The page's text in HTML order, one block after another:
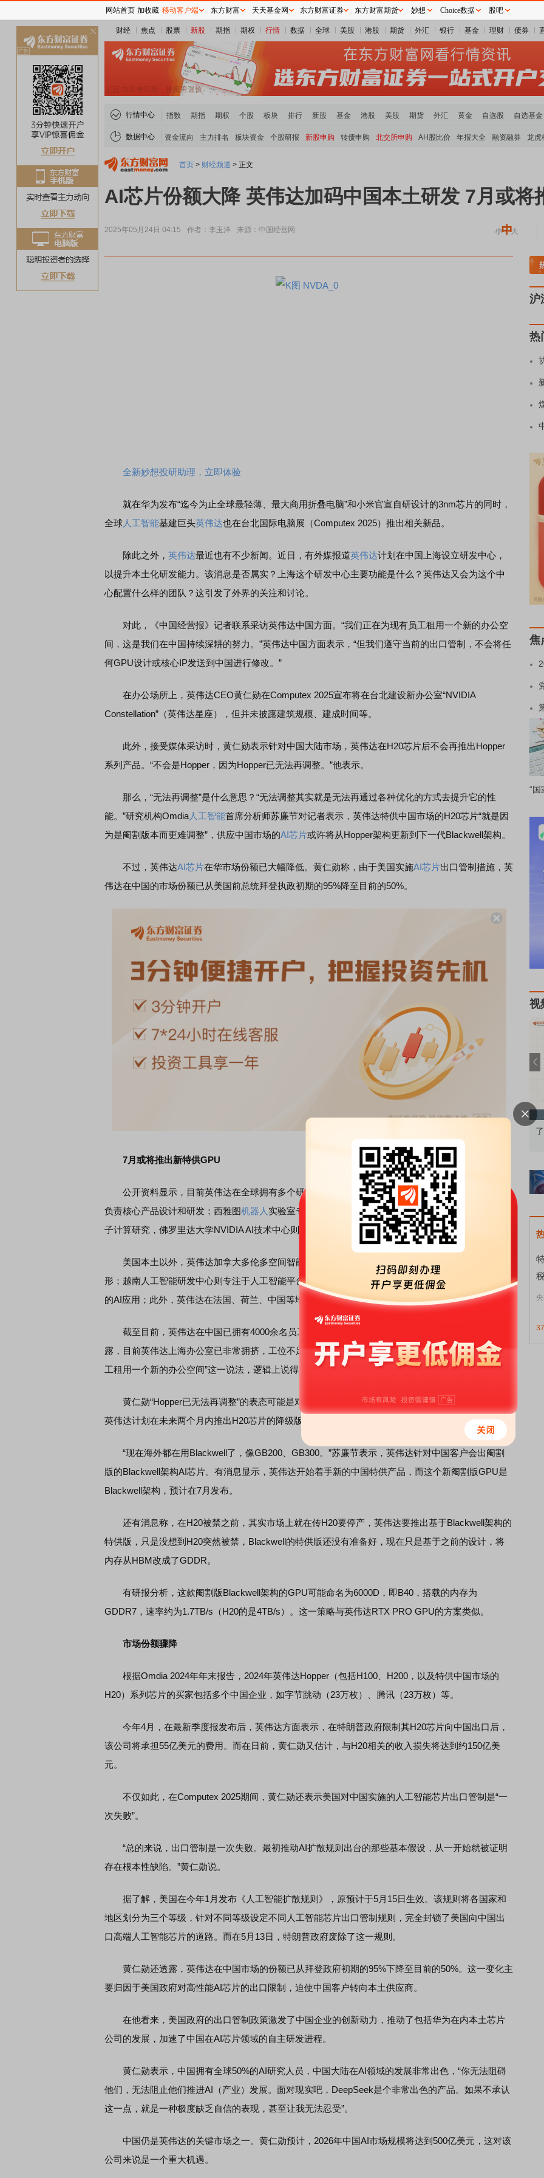
财经 焦点 股票 新股 期指 期权 行情 数据 全球 美股 港股 期货 外汇 银行 基金 理财 债券
行情中心 指数 期指 期权 个股 板块 排行 新股 基金 港股 美股 期货 外汇 黄金 自选股 自选基金
数据中心 资金流向 主力排名 板块资金 个股研报 新股申购 转债申购 北交所申购 AH股比价 年报大全 融资融券 龙虎
首页 > 财经频道 > 正文
AI芯片份额大降 英伟达加码中国本土研发 7月或将
2025年05月24日 04:15 作者：李玉洋 来源：中国经营网
全新妙想投研助理，立即体验
就在华为发布“迄今为止全球最轻薄、最大商用折叠电脑”和小米官宣自研设计的3nm芯片的同时，
全球 人工智能基建巨头英伟达也在台北国际电脑展（Computex 2025）推出相关新品。
除此之外， 英伟达最近也有不少新闻。近日，有外媒报道英伟达计划在中国上海设立研发中心，
以提升本土化研发能力。该消息是否属实？上海这个研发中心主要功能是什么？英伟达又会为这个中
心配置什么样的团队？这引发了外界的关注和讨论。
对此，《中国经营报》记者联系采访英伟达中国方面。“我们正在为现有员工租用一个新的办公空
间，这是我们在中国持续深耕的努力。”英伟达中国方面表示，“但我们遵守当前的出口管制，不会将任
何GPU设计或核心IP发送到中国进行修改。”
在办公场所上，英伟达CEO黄仁勋在Computex 2025宣布将在台北建设新办公室“NVIDIA
Constellation”（英伟达星座），但并未披露建筑规模、建成时间等。
此外，接受媒体采访时，黄仁勋表示针对中国大陆市场，英伟达在H20芯片后不会再推出Hopper
系列产品。“不会是Hopper，因为Hopper已无法再调整。”他表示。
那么，“无法再调整”是什么意思？“无法调整其实就是无法再通过各种优化的方式去提升它的性
能。”研究机构Omdia人工智能首席分析师苏廉节对记者表示，英伟达特供中国市场的H20芯片“就是因
为是阉割版本而更难调整”，供应中国市场的AI芯片或许将从Hopper架构更新到下一代Blackwell架构。
不过，英伟达AI芯片在华市场份额已大幅降低。黄仁勋称，由于美国实施AI芯片出口管制措施，英
伟达在中国的市场份额已从美国前总统拜登执政初期的95%降至目前的50%。
7月或将推出新特供GPU
公开资料显示，目前英伟达在全球拥有多个研发点，全球总部位于美国加利福尼亚州圣克拉拉，
负责核心产品设计和研发；西雅图机器人实验室专注于
研究，波士顿量子计算研究中心推动量
子计算研究，佛罗里达大学NVIDIA AI技术中心则与大学合作来推动人工智能教育和研究。
美国本土以外，英伟达加拿大多伦多空间智能实验室研究包括计算机视觉、机器学习和计算机图
形；越南人工智能研发中心则专注于人工智能平台的开发，支持医疗、教育、交通和金融等关键行业
的AI应用；此外，英伟达在法国、荷兰、中国等地有办公室。
截至目前，英伟达在中国已拥有4000余名员工，分布在上海、北京和深圳等地。有英伟达员工透
露，目前英伟达上海办公室已非常拥挤，工位不足的情况需要缓解。结合英伟达中国前述的“为现有员
工租用一个新的办公空间”这一说法，逻辑上说得通。
黄仁勋“Hopper已无法再调整”的表态可能是对路透社此前报道的一个回应。近期，路透社曾披露，
英伟达计划在未来两个月内推出H20芯片的降级版本，试图维持并提升在华市场销量。
“现在海外都在用Blackwell了，像GB200、GB300。”苏廉节表示，英伟达针对中国客户会出阉割
版的Blackwell架构AI芯片。有消息显示，英伟达开始着手新的中国特供产品，而这个新阉割版GPU是
Blackwell架构，预计在7月发布。
还有消息称，在H20被禁之前，其实市场上就在传H20要停产，英伟达要推出基于Blackwell架构的
特供版，只是没想到H20突然被禁，Blackwell的特供版还没有准备好，现在只是基于之前的设计，将
内存从HBM改成了GDDR。
有研报分析，这款阉割版Blackwell架构的GPU可能命名为6000D，即B40，搭载的内存为
GDDR7，速率约为1.7TB/s（H20的是4TB/s）。这一策略与英伟达RTX PRO GPU的方案类似。
市场份额骤降
根据Omdia 2024年年末报告，2024年英伟达Hopper（包括H100、H200，以及特供中国市场的
H20）系列芯片的买家包括多个中国企业，如字节跳动（23万枚）、腾讯（23万枚）等。
今年4月，在最新季度报发布后，英伟达方面表示，在特朗普政府限制其H20芯片向中国出口后，
该公司将承担55亿美元的费用。而在日前，黄仁勋又估计，与H20相关的收入损失将达到约150亿美
元。
不仅如此，在Computex 2025期间，黄仁勋还表示美国对中国实施的人工智能芯片出口管制是“一
次失败”。
“总的来说，出口管制是一次失败。最初推动AI扩散规则出台的那些基本假设，从一开始就被证明
存在根本性缺陷。”黄仁勋说。
据了解，美国在今年1月发布《人工智能扩散规则》，原预计于5月15日生效。该规则将各国家和
地区划分为三个等级，针对不同等级设定不同人工智能芯片出口管制规则，完全封锁了美国向中国出
口高端人工智能芯片的道路。而在5月13日，特朗普政府废除了这一规则。
黄仁勋还透露，英伟达在中国市场的份额已从拜登政府初期的95%下降至目前的50%。这一变化主
要归因于美国政府对高性能AI芯片的出口限制，迫使中国客户转向本土供应商。
在他看来，美国政府的出口管制政策激发了中国企业的创新动力，推动了包括华为在内本土芯片
公司的发展，加速了中国在AI芯片领域的自主研发进程。
黄仁勋表示，中国拥有全球50%的AI研究人员，中国大陆在AI领域的发展非常出色，“你无法阻碍
他们，无法阻止他们推进AI（产业）发展。面对现实吧，DeepSeek是个非常出色的产品。如果不承认
这一点，就是一种极度缺乏自信的表现，甚至让我无法忍受”。
中国仍是英伟达的关键市场之一。黄仁勋预计，2026年中国AI市场规模将达到500亿美元，这对该
公司来说是一个重大机遇。
A股估值分析全览
沪
热
焦
“国
视
债券知识通识：从基础认知到特色品种
网站首页 加收藏 移动客户端 东方财富 天天基金网 东方财富证券 东方财富期货 妙想 Choice数据 股吧
关